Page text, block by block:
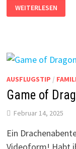
EXHIBITION
–
IN
DEUTSCHLAND!
WEITERLESEN
AUSFLUGSTIP /
Game of
Februar 14, 2025
Ein